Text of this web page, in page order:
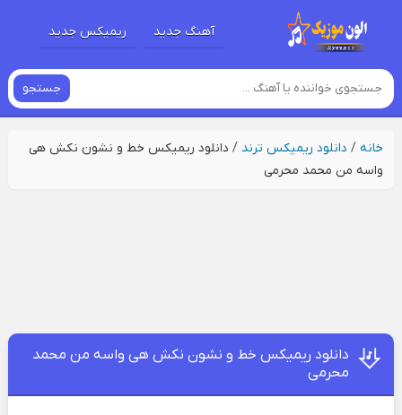
آهنگ جدید ریمیکس جدید
جستجو
خانه/ دانلود ریمیکس ترند / دانلود ریمیکس خط و نشون نکش هی
واسه من محمد محرمی
دانلود ریمیکس خط و نشون نکش هی واسه من محمد
محرمی